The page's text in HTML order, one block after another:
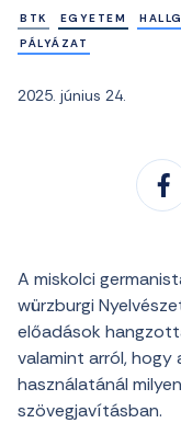
BTK EGYETEM
PÁLYÁZAT
2025. június 24.
A miskolci
würzburgi
előadások
valamint arról, hogy
használatánál
szövegjavításban.